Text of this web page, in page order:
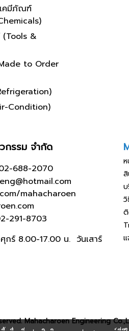
เคมีภัณฑ์
(Tools &
to Order
Condition)
กรรม จำกัด
688-2070
mahacharoen
291-8703
กร์ 8.00-17.00 น. วันเสาร์
บ
แ
Mahacharoen Engineering